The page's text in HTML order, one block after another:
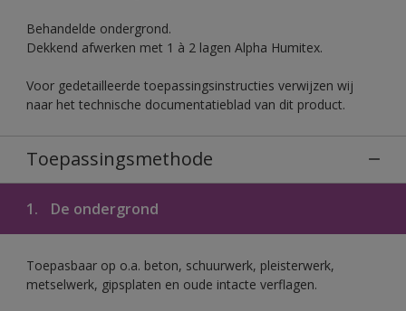
Behandelde ondergrond.
Dekkend afwerken met 1 à 2 lagen Alpha Humitex.
Voor gedetailleerde toepassingsinstructies verwijzen wij
naar het technische documentatieblad van dit product.
Toepassingsmethode
1. De ondergrond
Toepasbaar op o.a. beton, schuurwerk, pleisterwerk,
metselwerk, gipsplaten en oude intacte verflagen.